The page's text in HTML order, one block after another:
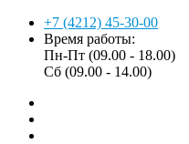
+7 (4212) 45-30-00
Время работы:
Пн-Пт (09.00 - 18.00)
Сб (09.00 - 14.00)